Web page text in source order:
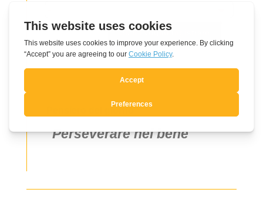
Si, mi voglio registrare
Perseverare nel bene